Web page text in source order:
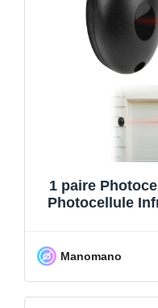
1 paire
Photocellule
Manomano